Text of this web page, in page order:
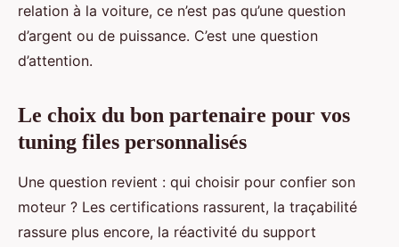
relation à la voiture, ce n’est pas qu’une question
d’argent ou de puissance. C’est une question
d’attention.
Le choix du bon partenaire pour vos
tuning files personnalisés
Une question revient : qui choisir pour confier son
moteur ? Les certifications rassurent, la traçabilité
rassure plus encore, la réactivité du support